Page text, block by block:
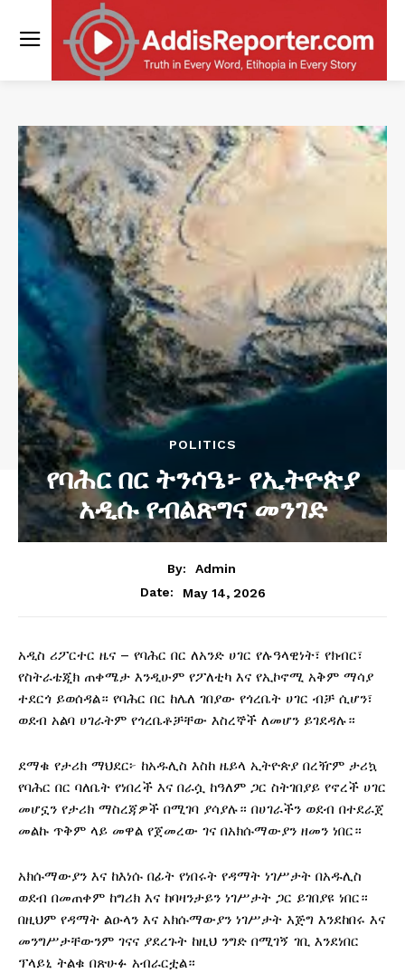
POLITICS
የባሕር በር ትንሳዔ፦ የኢትዮጵያ
አዲሱ የብልጽግና መንገድ
By:
Admin
Date:
May 14, 2026
አዲስ ሪፖርተር ዜና – የባሕር በር ለአንድ ሀገር የሉዓላዊነት፣ የክብር፣
የስትራቴጂክ ጠቀሜታ እንዲሁም የፖለቲካ እና የኢኮኖሚ አቅም ማሳያ
ተደርጎ ይወሰዳል። የባሕር በር ከሌለ ገበያው የጎረቤት ሀገር ብቻ ሲሆን፣
ወደብ አልባ ሀገራትም የጎረቤቶቻቸው እስረኞች ለመሆን ይገደዳሉ።
ደማቁ የታሪክ ማህደር፦ ከአዱሊስ እስከ ዜይላ ኢትዮጵያ በረዥም ታሪኳ
የባሕር በር ባለቤት የነበረች እና በራሷ ከዓለም ጋር ስትገበያይ የኖረች ሀገር
መሆኗን የታሪክ ማስረጃዎች በሚገባ ያሳያሉ። በሀገራችን ወደብ በተደራጀ
መልኩ ጥቅም ላይ መዋል የጀመረው ገና በአክሱማውያን ዘመን ነበር።
አክሱማውያን እና ከእነሱ በፊት የነበሩት የዳማት ነገሥታት በአዱሊስ
ወደብ በመጠቀም ከግሪክ እና ከባዛንታይን ነገሥታት ጋር ይገበያዩ ነበር።
በዚህም የዳማት ልዑላን እና አክሱማውያን ነገሥታት እጅግ እንደከበሩ እና
መንግሥታቸውንም ገናና ያደረጉት ከዚህ ንግድ በሚገኝ ገቢ እንደነበር
ፕላይኒ ትልቁ በጽሁፉ አብራርቷል።